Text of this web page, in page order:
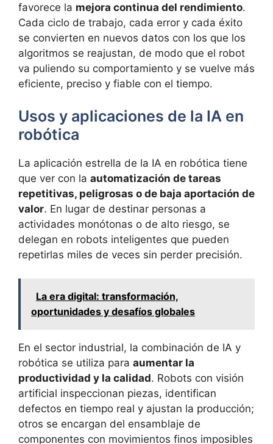
favorece la mejora continua del rendimiento.
Cada ciclo de trabajo, cada error y cada éxito
se convierten en nuevos datos con los que los
algoritmos se reajustan, de modo que el robot
va puliendo su comportamiento y se vuelve más
eficiente, preciso y fiable con el tiempo.
Usos y aplicaciones de la IA en
robótica
La aplicación estrella de la IA en robótica tiene
que ver con la automatización de tareas
repetitivas, peligrosas o de baja aportación de
valor. En lugar de destinar personas a
actividades monótonas o de alto riesgo, se
delegan en robots inteligentes que pueden
repetirlas miles de veces sin perder precisión.
La era digital: transformación,
oportunidades y desafíos globales
En el sector industrial, la combinación de IA y
robótica se utiliza para aumentar la
productividad y la calidad. Robots con visión
artificial inspeccionan piezas, identifican
defectos en tiempo real y ajustan la producción;
otros se encargan del ensamblaje de
componentes con movimientos finos imposibles